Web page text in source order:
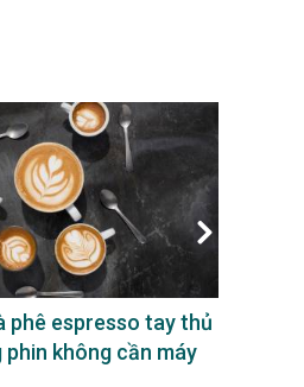
phê espresso tay thủ
phin không cần máy